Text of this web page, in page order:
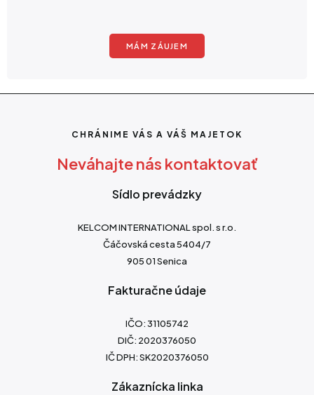
MÁM ZÁUJEM
CHRÁNIME VÁS A VÁŠ MAJETOK
Neváhajte nás kontaktovať
Sídlo prevádzky
KELCOM INTERNATIONAL spol. s r.o.
Čáčovská cesta 5404/7
905 01 Senica
Fakturačne údaje
IČO: 31105742
DIČ: 2020376050
IČ DPH: SK2020376050
Zákaznícka linka